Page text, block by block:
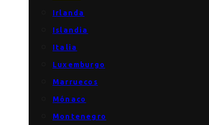
Irlanda
Islandia
Italia
Luxemburgo
Marruecos
Mónaco
Montenegro